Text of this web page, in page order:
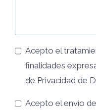
Acepto el
finalidades
de Privacidad de
Acepto el envío